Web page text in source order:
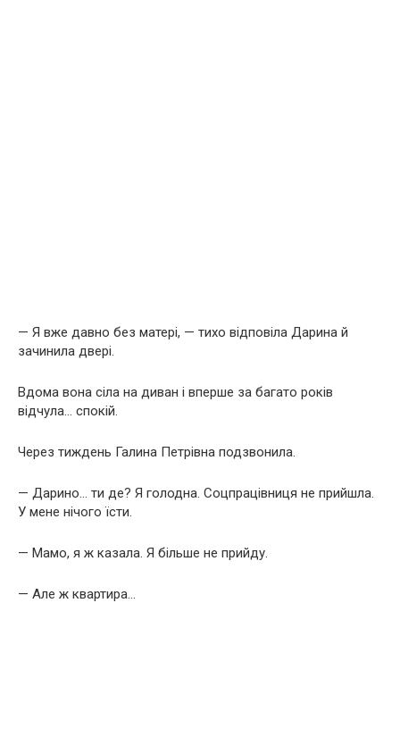
— Я вже давно без матері, — тихо відповіла Дарина й
зачинила двері.
Вдома вона сіла на диван і вперше за багато років
відчула… спокій.
Через тиждень Галина Петрівна подзвонила.
— Дарино… ти де? Я голодна. Соцпрацівниця не прийшла.
У мене нічого їсти.
— Мамо, я ж казала. Я більше не прийду.
— Але ж квартира…